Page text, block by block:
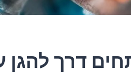
דרך להגן